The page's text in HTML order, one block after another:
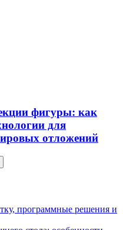
фигуры: как
для
отложений
программные решения и